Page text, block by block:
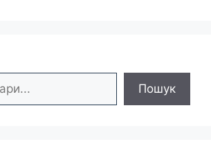
Пошук